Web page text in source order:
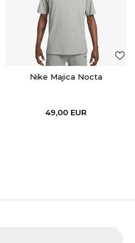
Nike Majica Nocta
49,00 EUR